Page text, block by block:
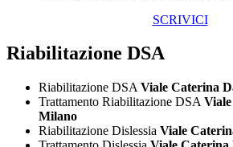
SCRIVICI
Riabilitazione DSA
Riabilitazione DSA Viale Caterina
Trattamento Riabilitazione DSA
Milano
Riabilitazione Dislessia Viale